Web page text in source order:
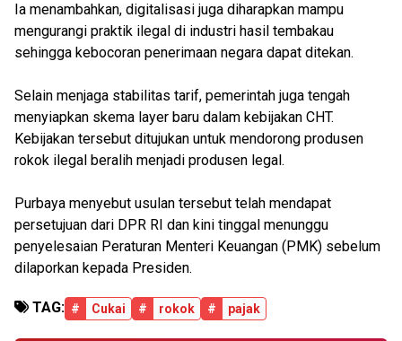
Ia menambahkan, digitalisasi juga diharapkan mampu
mengurangi praktik ilegal di industri hasil tembakau
sehingga kebocoran penerimaan negara dapat ditekan.
Selain menjaga stabilitas tarif, pemerintah juga tengah
menyiapkan skema layer baru dalam kebijakan CHT.
Kebijakan tersebut ditujukan untuk mendorong produsen
rokok ilegal beralih menjadi produsen legal.
Purbaya menyebut usulan tersebut telah mendapat
persetujuan dari DPR RI dan kini tinggal menunggu
penyelesaian Peraturan Menteri Keuangan (PMK) sebelum
dilaporkan kepada Presiden.
TAG: # Cukai # rokok # pajak